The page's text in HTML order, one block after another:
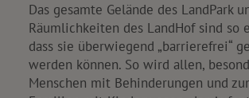
Das gesamte Gelände des LandPark
Räumlichkeiten des LandHof sind so
dass sie überwiegend „barrierefrei“
werden können. So wird allen,
Menschen mit Behinderungen und